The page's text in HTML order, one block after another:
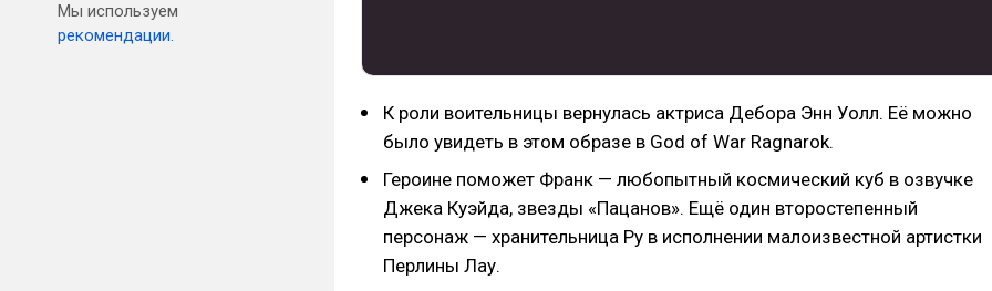
Мы используем
рекомендации.
К роли воительницы вернулась актриса Дебора Энн Уолл. Её можно
было увидеть в этом образе в God of War Ragnarok.
Героине поможет Франк — любопытный космический куб в озвучке
Джека Куэйда, звезды «Пацанов». Ещё один второстепенный
персонаж — хранительница Ру в исполнении малоизвестной артистки
Перлины Лау.